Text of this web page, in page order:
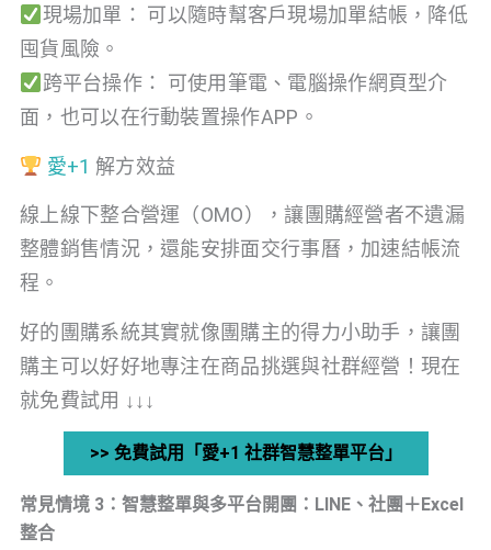
現場加單： 可以隨時幫客戶現場加單結帳，降低
囤貨風險。
跨平台操作： 可使用筆電、電腦操作網頁型介
面，也可以在行動裝置操作APP。
愛+1 解方效益
線上線下整合營運（OMO），讓團購經營者不遺漏
整體銷售情況，還能安排面交行事曆，加速結帳流
程。
好的團購系統其實就像團購主的得力小助手，讓團
購主可以好好地專注在商品挑選與社群經營！現在
就免費試用 ↓↓↓
>> 免費試用「愛+1 社群智慧整單平台」
常見情境 3：智慧整單與多平台開團：LINE、社團＋Excel
整合